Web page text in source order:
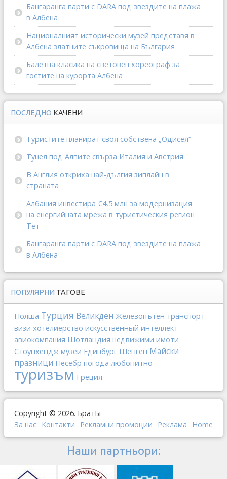
Бангаранга парти с DARA под звездите на плажа
в Албена
Националният исторически музей представя в
Албена златните съкровища на България
Балетна класика на световен хореограф за
гостите на курорта Албена
ПОСЛЕДНО КАЧЕНИ
Туристите планират своя собствена „Одисея“
Тунел под Алпите свърза Италия и Австрия
В Англия откриха най-дългия зиплайн в
страната
Албания инвестира €4,5 млн за модернизация
на енергийната мрежа в туристическия регион
Тет
Бангаранга парти с DARA под звездите на плажа
в Албена
ПОПУЛЯРНИ ТАГОВЕ
Полша Турция Великден Железопътен транспорт
визи хотелиерство искусственный интеллект
авиокомпания Шотландия недвижими имоти
Стоунхендж музеи Единбург Шенген Майски
празници Несебр погода любопитно
туризъм Греция
Copyright © 2026. БратБг
За нас Контакти Рекламни промоции Реклама Home
Наши партньори: